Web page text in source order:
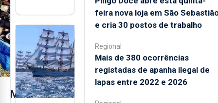
M
quinta-
feira nova
loja em
São
Sebastião
e cria 30
postos de
feira nova loja em São
e cria 30 postos de trabalho
Regional
Mais de 380 ocorrências
registadas de apanha ilegal de
lapas entre 2022 e 2026